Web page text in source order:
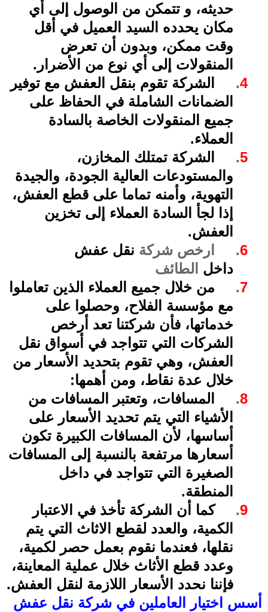
حديثه، و تتمكن من الوصول إلى أي
مكان يحدده السيد العميل في أقل
وقت ممكن، وبدون أن تعرض
المنقولات إلى أي نوع من الأضرار .
4
.
الشركة تقوم بنقل العفش مع توفير
الضمانات الشاملة في الحفاظ على
جميع المنقولات الخاصة بالسادة
العملاء.
5
.
الشركة تمتلك المخازن،
والمستودعات العالية الجودة، والجيدة
التهوية، وأمنه تماما على قطع العفش،
إذا لجأ السادة العملاء إلى تخزين
العفش.
6
. ارخص شركة نقل عفش
داخل الطائف
7
.
من خلال جميع العملاء الذين تعاملوا
مع مؤسسة الفلاح، وحصلوا على
خدماتها، فأن شركتنا تعد أرخص
الشركات التي تتواجد في أسواق نقل
العفش، وهي تقوم بتحديد الأسعار من
خلال عدة نقاط، ومن أهمها:
8
.
المسافات، وتعتبر المسافات من
الأشياء التي يتم تحديد الأسعار على
أساسها، لأن المسافات الكبيرة تكون
أسعارها مرتفعة بالنسبة إلى المسافات
الصغيرة التي تتواجد في داخل
المنطقة.
9
.
كما أن الشركة تأخذ في الاعتبار
الكمية، والعدد لقطع الاثاث التي يتم
نقلها، فعندما نقوم بعمل حصر لكمية،
وعدد قطع الأثاث خلال عملية المعاينة،
فإننا نحدد الأسعار اللازمة لنقل العفش.
أسس اختيار العاملين في شركة نقل عفش